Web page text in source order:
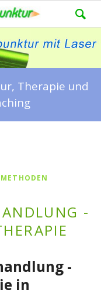
Therapie und
-
-
in